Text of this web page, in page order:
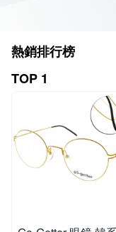
熱銷排行榜
TOP 1